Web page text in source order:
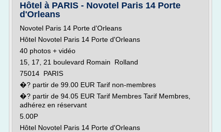
Hôtel à PARIS - Novotel Paris 14 Porte
d'Orleans
Novotel Paris 14 Porte d'Orleans
Hôtel Novotel Paris 14 Porte d'Orleans
40 photos + vidéo
15, 17, 21 boulevard Romain Rolland
75014 PARIS
�? partir de 99.00 EUR Tarif non-membres
�? partir de 94.05 EUR Tarif Membres Tarif Membres,
adhérez en réservant
5.00P
Hôtel Novotel Paris 14 Porte d'Orleans